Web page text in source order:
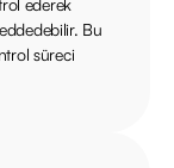
ederek
Bu
süreci